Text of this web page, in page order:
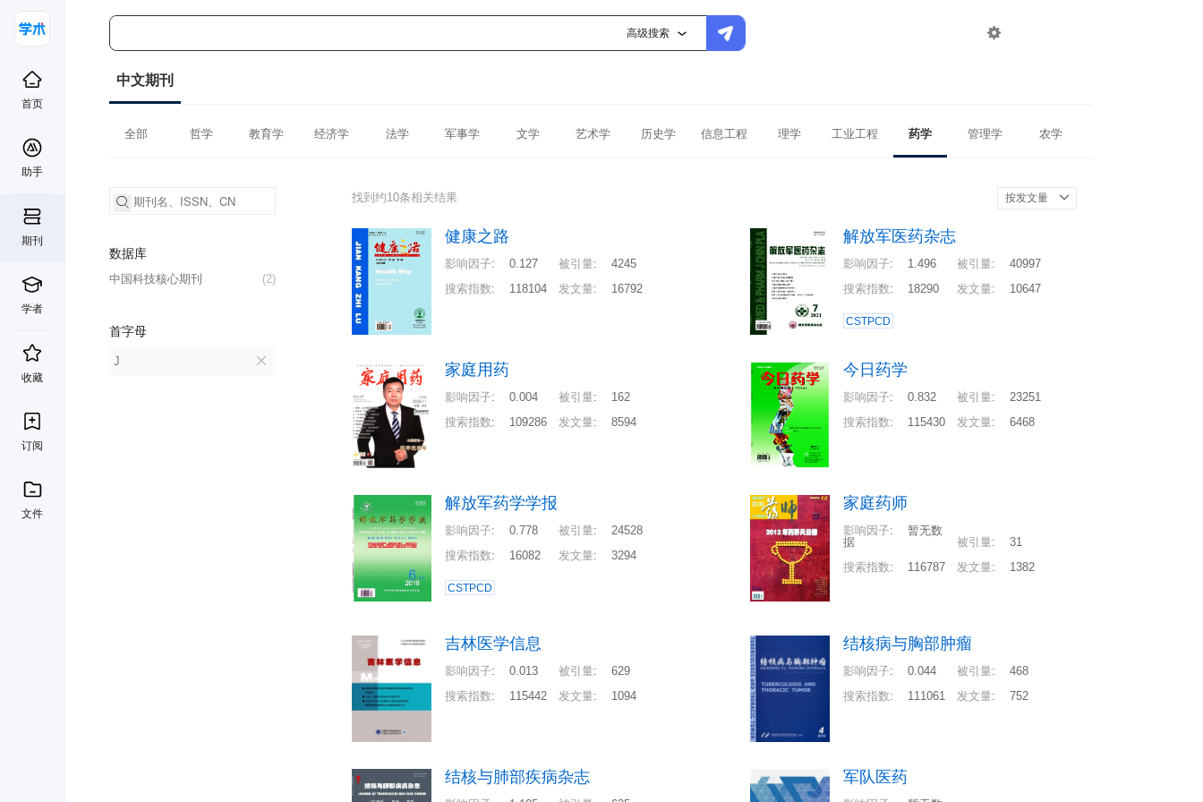
高级搜索 
首页
助手
期刊
学者
收藏
订阅
文件
中文期刊
全部 哲学 教育学 经济学 法学 军事学 文学 艺术学 历史学 信息工程 理学 工业工程 药学 管理学 农学
数据库
(2)
中国科技核心期刊
首字母
J
找到约10条相关结果 按发文量
健康之路
影响因子: 0.127 被引量:
4245
搜索指数: 118104 发文量: 16792
解放军医药杂志
影响因子: 1.496 被引量:
40997
搜索指数: 18290 发文量: 10647
CSTPCD
家庭用药
影响因子: 0.004 被引量:
162
搜索指数: 109286 发文量: 8594
今日药学
影响因子: 0.832 被引量:
23251
搜索指数: 115430 发文量: 6468
解放军药学学报
影响因子: 0.778 被引量:
24528
搜索指数: 16082 发文量: 3294
CSTPCD
家庭药师
影响因子:
暂无数
据
被引量:
31
搜索指数: 116787 发文量: 1382
吉林医学信息
影响因子: 0.013 被引量:
629
搜索指数: 115442 发文量: 1094
结核病与胸部肿瘤
影响因子: 0.044 被引量:
468
搜索指数: 111061 发文量: 752
结核与肺部疾病杂志 军队医药